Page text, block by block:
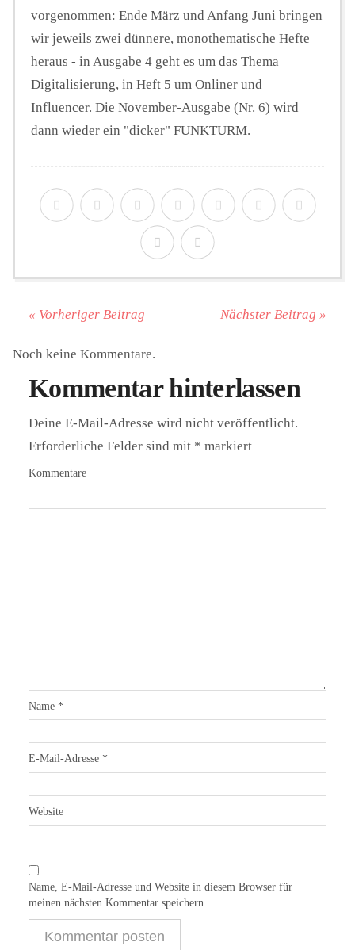
vorgenommen: Ende März und Anfang Juni bringen
wir jeweils zwei dünnere, monothematische Hefte
heraus - in Ausgabe 4 geht es um das Thema
Digitalisierung, in Heft 5 um Onliner und
Influencer. Die November-Ausgabe (Nr. 6) wird
dann wieder ein "dicker" FUNKTURM.
« Vorheriger Beitrag Nächster Beitrag »
Noch keine Kommentare.
Kommentar hinterlassen
Deine E-Mail-Adresse wird nicht veröffentlicht.
Erforderliche Felder sind mit * markiert
Kommentare
Name *
E-Mail-Adresse *
Website
Name, E-Mail-Adresse und Website in diesem Browser für
meinen nächsten Kommentar speichern.